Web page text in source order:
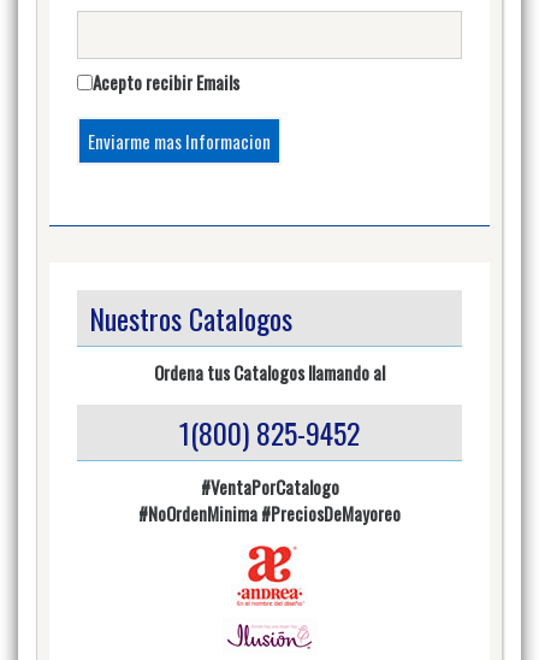
Acepto recibir Emails
Nuestros Catalogos
Ordena tus Catalogos llamando al
1(800) 825-9452
#VentaPorCatalogo
#NoOrdenMinima#PreciosDeMayoreo